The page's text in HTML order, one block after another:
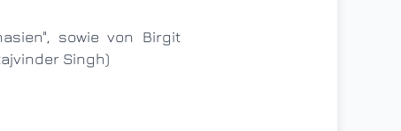
Singh)